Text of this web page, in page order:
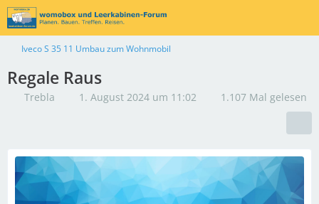
Iveco S 35 11 Umbau zum Wohnmobil
Regale Raus
Trebla 1. August 2024 um 11:02 1.107 Mal gelesen